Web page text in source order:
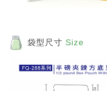
袋型尺寸 Size